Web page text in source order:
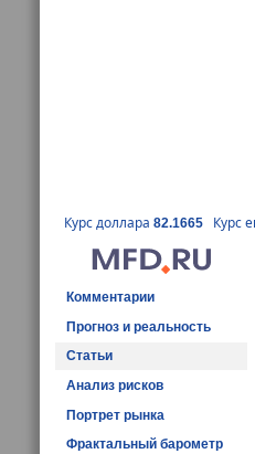
Курс доллара 82.1665 Курс
Комментарии
Прогноз и реальность
Статьи
Анализ рисков
Портрет рынка
Фрактальный барометр